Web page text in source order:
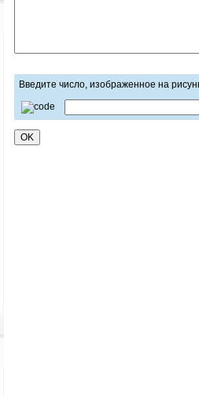
Введите число, изображенное на